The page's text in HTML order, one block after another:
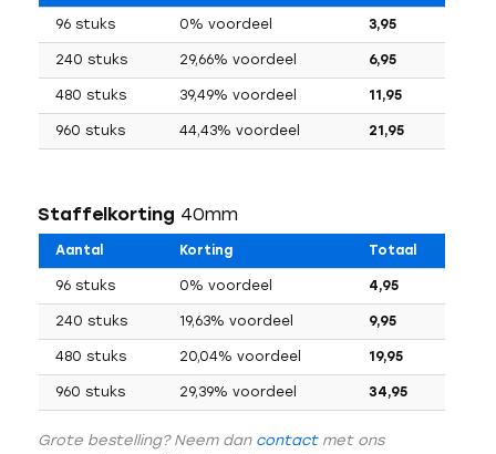
96 stuks 0% voordeel 3,95
240 stuks 29,66% voordeel 6,95
480 stuks 39,49% voordeel 11,95
960 stuks 44,43% voordeel 21,95
Staffelkorting 40mm
Aantal Korting Totaal
96 stuks 0% voordeel 4,95
240 stuks 19,63% voordeel 9,95
480 stuks 20,04% voordeel 19,95
960 stuks 29,39% voordeel 34,95
Grote bestelling? Neem dan contactmet ons